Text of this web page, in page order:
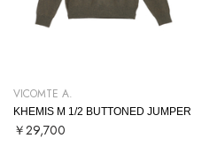
VICOMTE A.
KHEMIS M 1/2 BUTTONED JUMPER
￥29,700